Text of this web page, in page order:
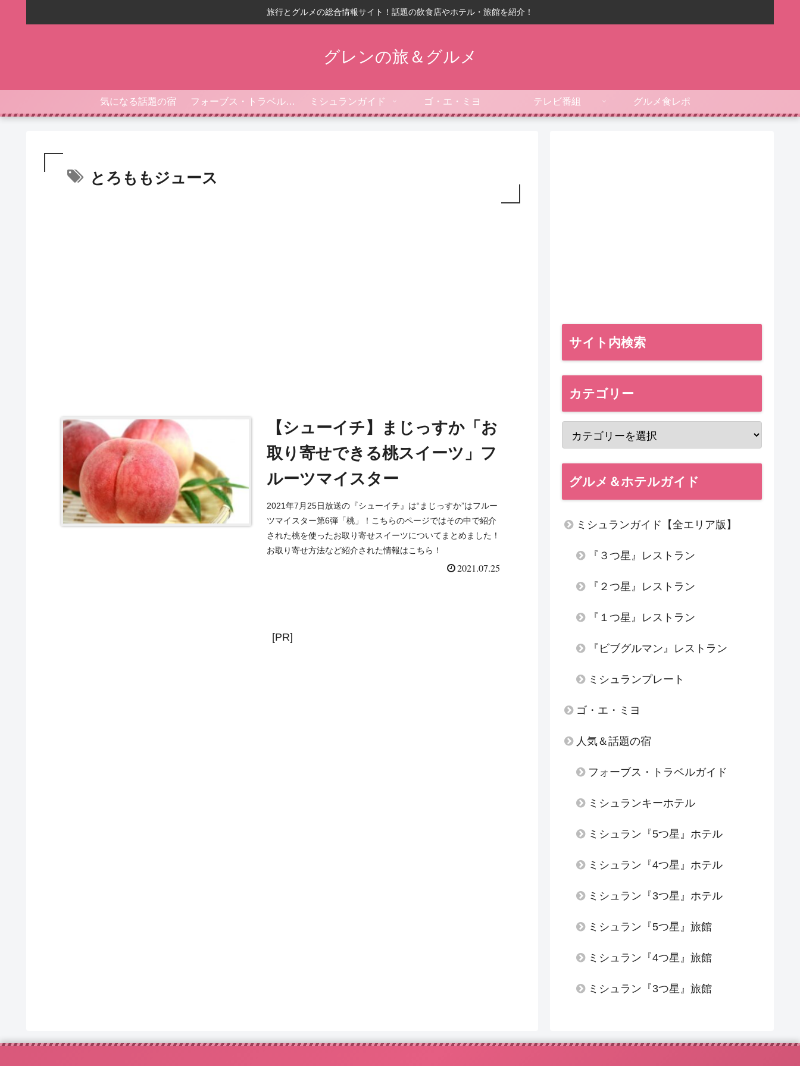
旅行とグルメの総合情報サイト！話題の飲食店やホテル・旅館を紹介！
グレンの旅＆グルメ
気になる話題の宿 フォーブス・トラベルガイド ミシュランガイド ゴ・エ・ミヨ テレビ番組 グルメ食レポ
とろももジュース
【シューイチ】まじっすか「お
取り寄せできる桃スイーツ」フ
ルーツマイスター
2021年7月25日放送の『シューイチ』は“まじっすか”はフルー
ツマイスター第6弾「桃」！こちらのページではその中で紹介
された桃を使ったお取り寄せスイーツについてまとめました！
お取り寄せ方法など紹介された情報はこちら！
2021.07.25
[PR]
サイト内検索
カテゴリー
グルメ＆ホテルガイド
ミシュランガイド【全エリア版】
『３つ星』レストラン
『２つ星』レストラン
『１つ星』レストラン
『ビブグルマン』レストラン
ミシュランプレート
ゴ・エ・ミヨ
人気＆話題の宿
フォーブス・トラベルガイド
ミシュランキーホテル
ミシュラン『5つ星』ホテル
ミシュラン『4つ星』ホテル
ミシュラン『3つ星』ホテル
ミシュラン『5つ星』旅館
ミシュラン『4つ星』旅館
ミシュラン『3つ星』旅館